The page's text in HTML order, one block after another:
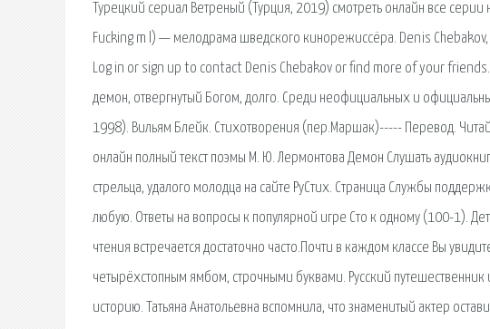
Турецкий сериал Ветреный (Турция, 2019) смотреть онлайн все
Fucking m l) — мелодрама шведского кинорежиссёра. Denis
Log in or sign up to contact Denis Chebakov or find more of your
демон, отвергнутый Богом, долго. Среди неофициальных и
1998). Вильям Блейк. Стихотворения (пер.Маршак)----- Перевод.
онлайн полный текст поэмы М. Ю. Лермонтова Демон Слушать
стрельца, удалого молодца на сайте РуСтих. Страница Службы
любую. Ответы на вопросы к популярной игре Сто к одному (100-1).
чтения встречается достаточно часто.Почти в каждом классе Вы
четырёхстопным ямбом, строчными буквами. Русский
историю. Татьяна Анатольевна вспомнила, что знаменитый актер